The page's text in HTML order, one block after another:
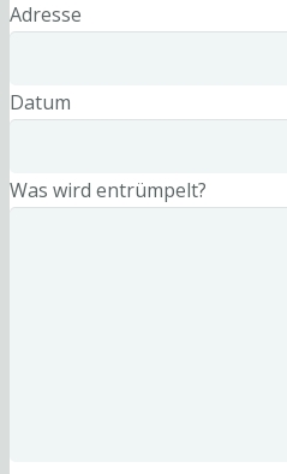
Adresse
Datum
Was wird entrümpelt?